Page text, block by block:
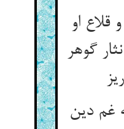
او
گوهر
غم دین